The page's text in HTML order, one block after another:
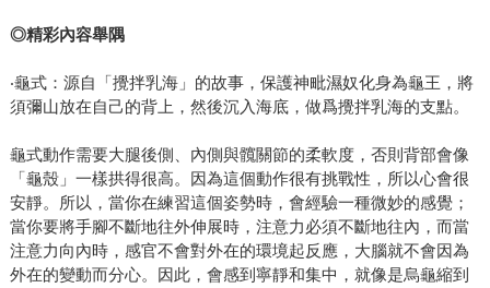
◎精彩內容舉隅
‧龜式：源自「攪拌乳海」的故事，保護神毗濕奴化身為龜王，將
須彌山放在自己的背上，然後沉入海底，做爲攪拌乳海的支點。
龜式動作需要大腿後側、內側與髖關節的柔軟度，否則背部會像
「龜殼」一樣拱得很高。因為這個動作很有挑戰性，所以心會很
安靜。所以，當你在練習這個姿勢時，會經驗一種微妙的感覺；
當你要將手腳不斷地往外伸展時，注意力必須不斷地往內，而當
注意力向內時，感官不會對外在的環境起反應，大腦就不會因為
外在的變動而分心。因此，會感到寧靜和集中，就像是烏龜縮到